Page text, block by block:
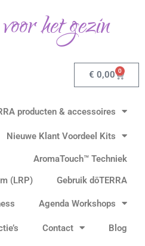
het gezin
€ 0,00 0
producten & accessoires
Nieuwe Klant Voordeel Kits
AromaTouch™ Techniek
(LRP)
Gebruik dōTERRA
Agenda Workshops
Contact Blog